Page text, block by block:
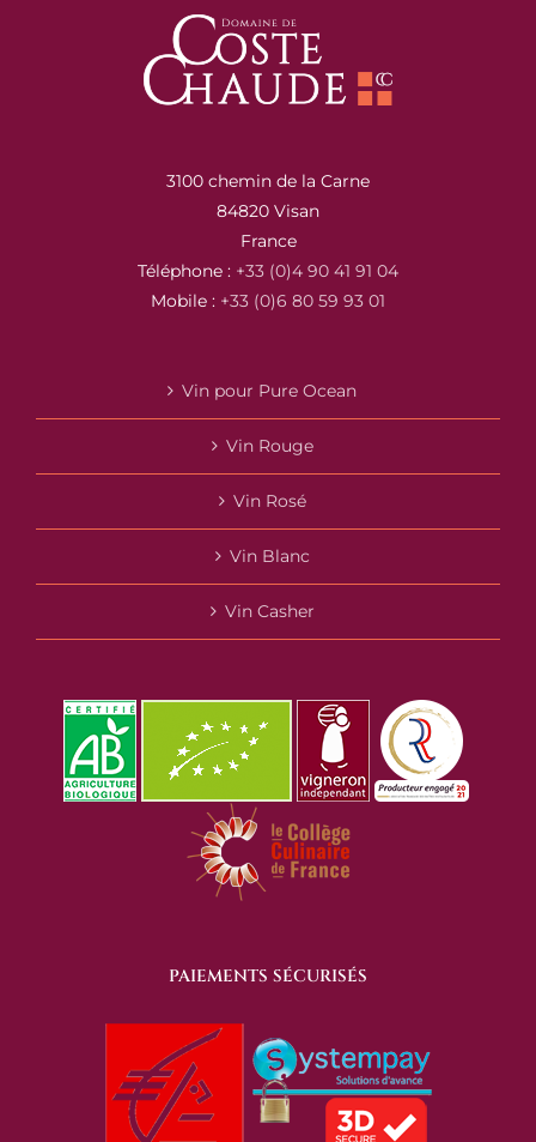
3100 chemin de la Carne
84820 Visan
France
Téléphone : +33 (0)4 90 41 91 04
Mobile : +33 (0)6 80 59 93 01
Vin pour Pure Ocean
Vin Rouge
Vin Rosé
Vin Blanc
Vin Casher
PAIEMENTS SÉCURISÉS